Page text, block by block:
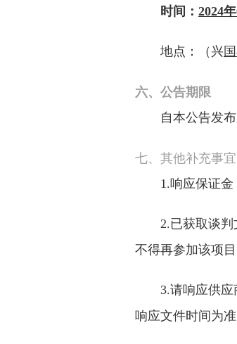
时间： 2024年
地点：（兴
六、公告期限
自本公告发
七、 其他补充事宜
1.响应保证金
2.已获取谈判
不得再参加该项目
3.请响应供
响应文件时间为